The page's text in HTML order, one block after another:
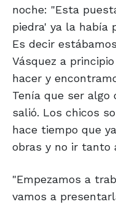
noche: "Esta
piedra' ya la había
Es decir
Vásquez a
hacer y
Tenía que ser
salió. Los chicos
hace tiempo que
obras y no ir tanto
"Empezamos a
vamos a